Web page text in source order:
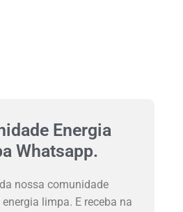
Energia
Whatsapp.
nossa comunidade
limpa. E receba na